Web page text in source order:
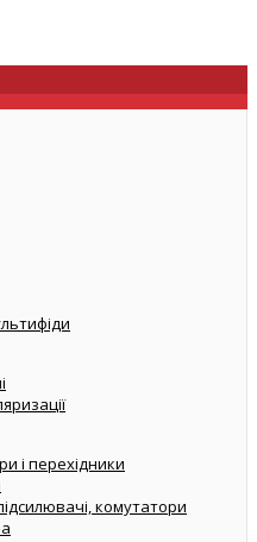
і перехідники
комутатори